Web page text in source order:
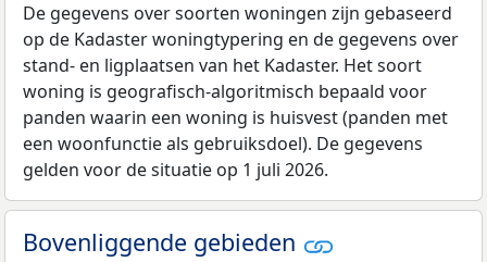
De gegevens over soorten woningen zijn gebaseerd
op de Kadaster woningtypering en de gegevens over
stand- en ligplaatsen van het Kadaster. Het soort
woning is geografisch-algoritmisch bepaald voor
panden waarin een woning is huisvest (panden met
een woonfunctie als gebruiksdoel). De gegevens
gelden voor de situatie op 1 juli 2026.
Bovenliggende gebieden